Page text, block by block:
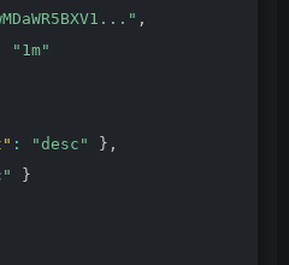
,
"1m"
: "desc" } ,
}